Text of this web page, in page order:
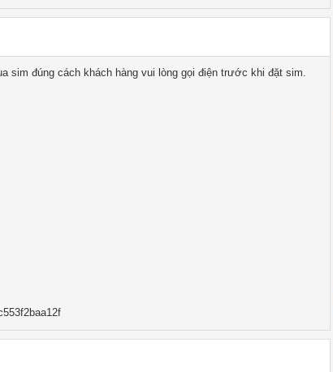
sim đúng cách khách hàng vui lòng gọi điện trước khi đặt sim.